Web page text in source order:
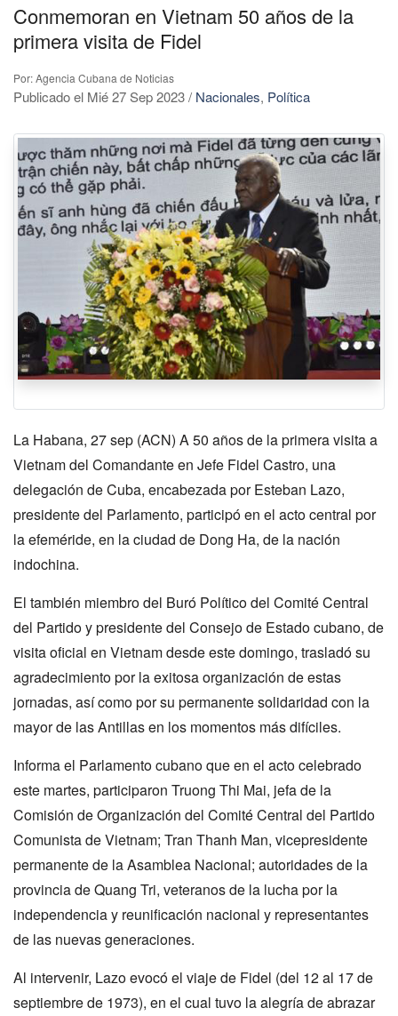
Conmemoran en Vietnam 50 años de la
primera visita de Fidel
Por: Agencia Cubana de Noticias
Publicado el Mié 27 Sep 2023/ Nacionales, Política
La Habana, 27 sep (ACN) A 50 años de la primera visita a
Vietnam del Comandante en Jefe Fidel Castro, una
delegación de Cuba, encabezada por Esteban Lazo,
presidente del Parlamento, participó en el acto central por
la efeméride, en la ciudad de Dong Ha, de la nación
indochina.
El también miembro del Buró Político del Comité Central
del Partido y presidente del Consejo de Estado cubano, de
visita oficial en Vietnam desde este domingo, trasladó su
agradecimiento por la exitosa organización de estas
jornadas, así como por su permanente solidaridad con la
mayor de las Antillas en los momentos más difíciles.
Informa el Parlamento cubano que en el acto celebrado
este martes, participaron Truong Thi Mai, jefa de la
Comisión de Organización del Comité Central del Partido
Comunista de Vietnam; Tran Thanh Man, vicepresidente
permanente de la Asamblea Nacional; autoridades de la
provincia de Quang Tri, veteranos de la lucha por la
independencia y reunificación nacional y representantes
de las nuevas generaciones.
Al intervenir, Lazo evocó el viaje de Fidel (del 12 al 17 de
septiembre de 1973), en el cual tuvo la alegría de abrazar